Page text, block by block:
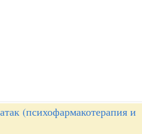
(психофармакотерапия и